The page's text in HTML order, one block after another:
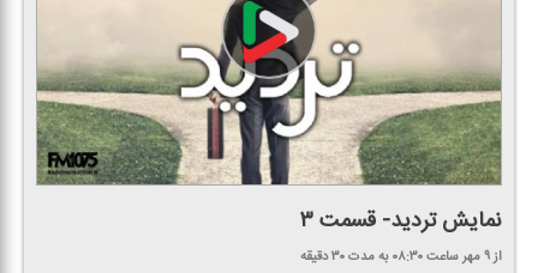
نمایش تردید- قسمت ۳
از ۹ مهر ساعت ۰۸:۳۰ به مدت ۳۰ دقیقه